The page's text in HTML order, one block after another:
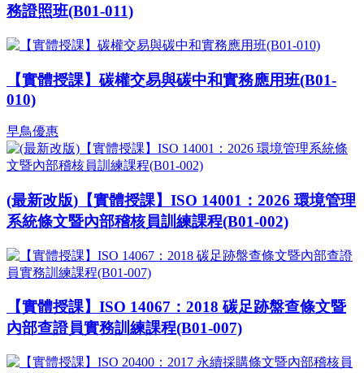
務證照班(B01-011)
【實體授課】碳權交易與碳中和實務應用班(B01-
010)
早鳥優惠
(最新改版)【實體授課】ISO 14001：2026 環境管理
系統條文暨內部稽核員訓練課程(B01-002)
【實體授課】ISO 14067：2018 碳足跡盤查條文暨
內部查證員實務訓練課程(B01-007)